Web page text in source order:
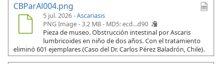
CBParAl004.png
5 jul. 2026 -Ascariasis
PNG Image - 3.2 MB - MD5: ecd...d90
Pieza de museo. Obstrucción intestinal por Ascaris
lumbricoides en niño de dos años. Con el tratamiento
eliminó 601 ejemplares (Caso del Dr. Carlos Pérez Baladrón, Chile).